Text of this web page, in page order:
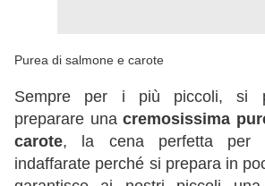
Purea di salmone e carote
Sempre per i più piccoli, si
preparare unacremosissima
carote, la cena perfetta per
indaffarate perché si prepara in